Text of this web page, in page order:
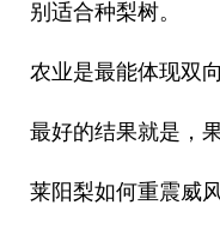
别适合种梨树。
农业是最能体现双
最好的结果就是，
莱阳梨如何重震威